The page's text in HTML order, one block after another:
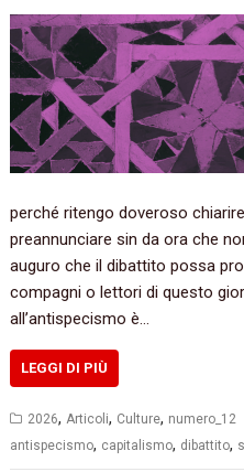
perché ritengo doveroso
preannunciare sin da ora che
auguro che il dibattito possa
compagni o lettori di questo
all’antispecismo è…
LEGGI DI PIÙ
2026, Articoli, Culture, numero_12
antispecismo, capitalismo, dibattito,